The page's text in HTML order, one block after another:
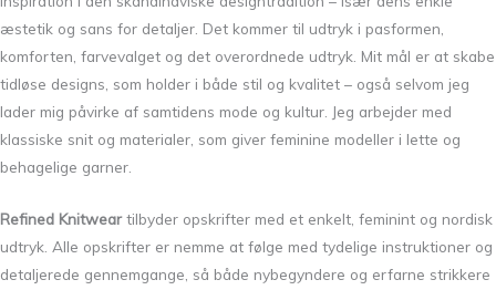
æstetik og sans for detaljer. Det kommer til udtryk i pasformen,
komforten, farvevalget og det overordnede udtryk. Mit mål er at skabe
tidløse designs, som holder i både stil og kvalitet – også selvom jeg
lader mig påvirke af samtidens mode og kultur. Jeg arbejder med
klassiske snit og materialer, som giver feminine modeller i lette og
behagelige garner.
Refined Knitweartilbyder opskrifter med et enkelt, feminint og nordisk
udtryk. Alle opskrifter er nemme at følge med tydelige instruktioner og
detaljerede gennemgange, så både nybegyndere og erfarne strikkere